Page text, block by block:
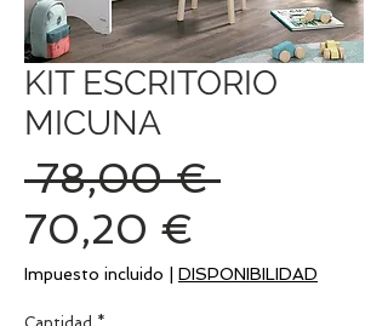
KIT ESCRITORIO
MICUNA
78,00 € Precio
70,20 €
de
Impuesto incluido DISPONIBILIDAD